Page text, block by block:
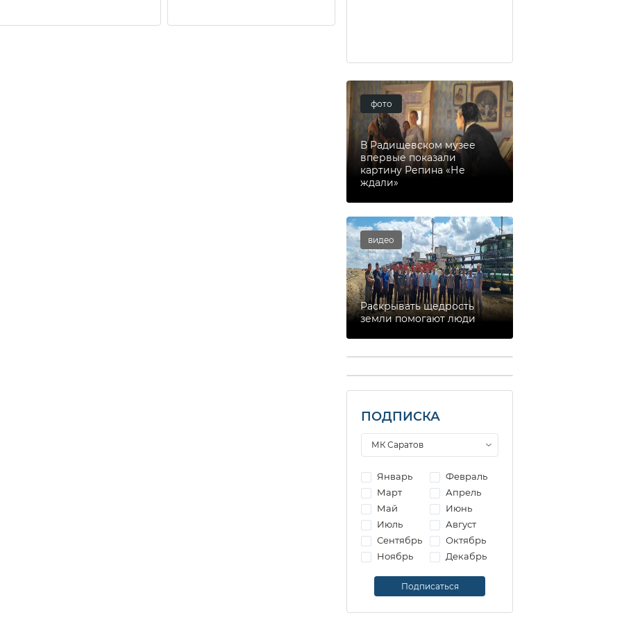
фото
В Радищевском музее
впервые показали
картину Репина «Не
ждали»
видео
Раскрывать щедрость
земли помогают люди
ПОДПИСКА
Январь
Февраль
Март
Апрель
Май
Июнь
Июль
Август
Сентябрь
Октябрь
Ноябрь
Декабрь